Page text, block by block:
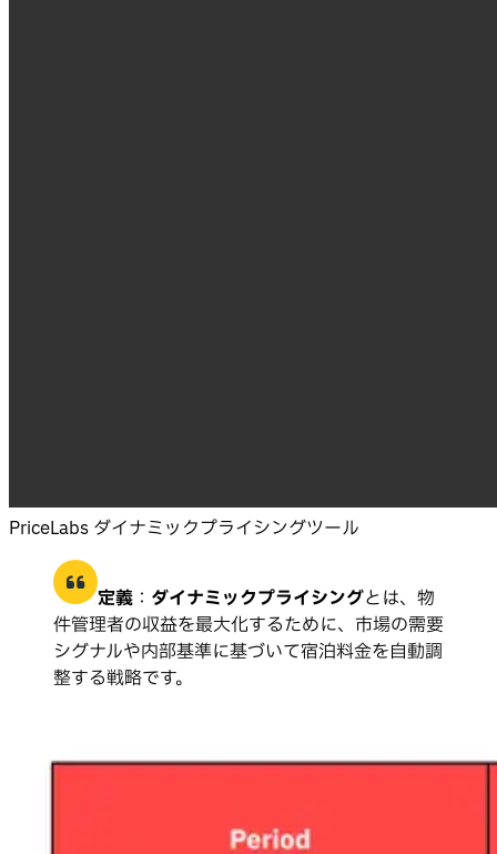
PriceLabs ダイナミックプライシングツール
定義 ： ダイナミックプライシングとは、物
件管理者の収益を最大化するために、市場の需要
シグナルや内部基準に基づいて宿泊料金を自動調
整する戦略です。